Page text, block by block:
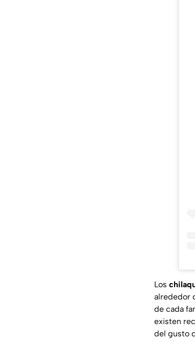
Los
alrededor
de cada
existen
del gusto